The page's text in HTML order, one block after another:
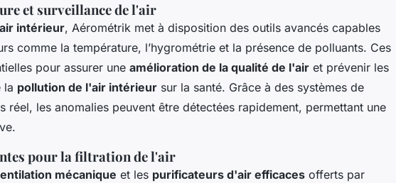
et surveillance de l'air
intérieur, Aérométrik met à disposition des outils avancés capables
comme la température, l’hygrométrie et la présence de polluants. Ces
pour assurer une amélioration de la qualité de l'air et prévenir les
la pollution de l'air intérieur sur la santé. Grâce à des systèmes de
réel, les anomalies peuvent être détectées rapidement, permettant une
pour la filtration de l'air
mécanique et les purificateurs d'air efficaces offerts par